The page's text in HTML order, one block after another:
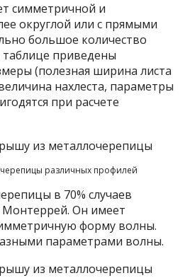
симметричной и
округлой или с прямыми
большое количество
приведены
(полезная ширина листа
нахлеста, параметры
при расчете
различных профилей
в 70% случаев
Монтеррей. Он имеет
форму волны.
параметрами волны.